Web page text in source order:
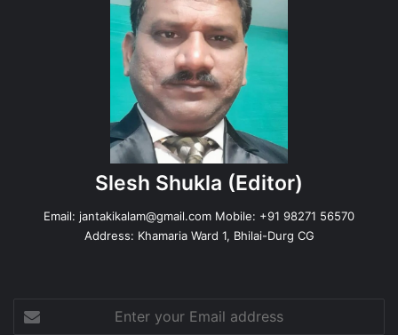
Slesh Shukla (Editor)
Email: jantakikalam@gmail.com Mobile: +91 98271 56570
Address: Khamaria Ward 1, Bhilai-Durg CG
your